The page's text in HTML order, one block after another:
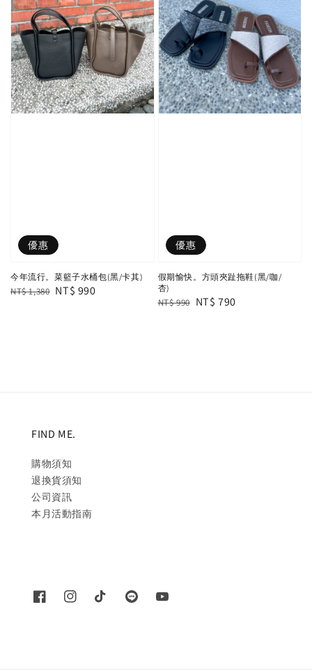
優惠
今年流行。菜籃子水桶包(黑/卡其)
Regular
NT$ 1,380 Sale
NT$ 990
優惠
假期愉快。方頭夾趾拖鞋(黑/咖/
杏)
Regular
NT$ 990 Sale
NT$ 790
FIND ME.
購物須知
退換貨須知
公司資訊
本月活動指南